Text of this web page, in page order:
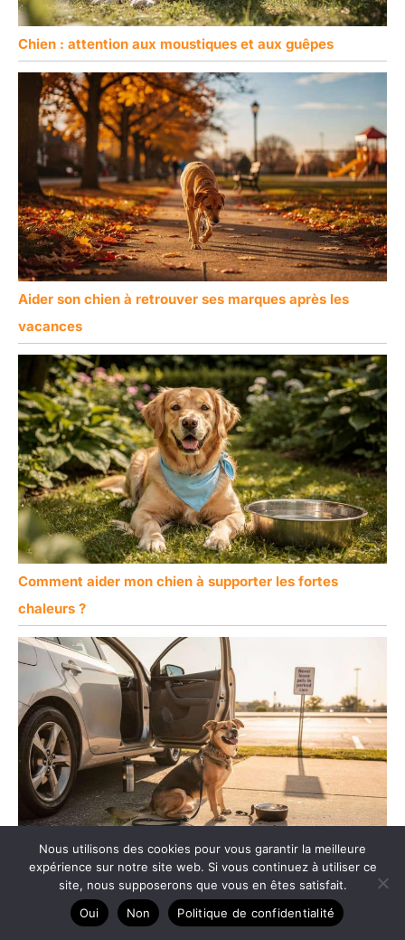
Chien : attention aux moustiques et aux guêpes
Aider son chien à retrouver ses marques après les
vacances
Comment aider mon chien à supporter les fortes
chaleurs ?
Mon chien ne doit pas rester dans la voiture en été :
dangers et précautions
Nous utilisons des cookies pour vous garantir la meilleure
expérience sur notre site web. Si vous continuez à utiliser ce
site, nous supposerons que vous en êtes satisfait.
Oui
Non Politique de confidentialité